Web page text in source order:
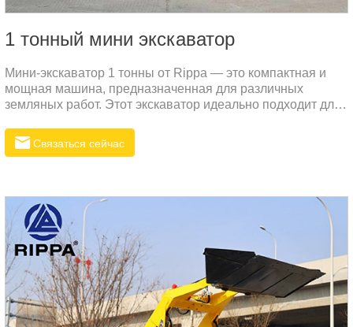
1 тонный мини экскаватор
Мини-экскаватор 1 тонны от Rippa — это компактная и
мощная машина, предназначенная для различных
земляных работ. Этот экскаватор идеально подходит для
строительство или сельское хозяйство. Высокая
эффективность и надежность делают его превосходным
высокого качества по конкурентоспособным ценам.
Связаться сейчас